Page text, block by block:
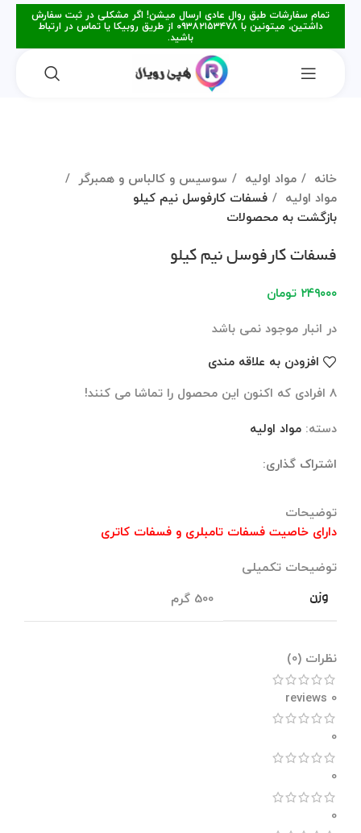
تمام سفارشات طبق روال عادی ارسال میشن! اگر مشکلی در ثبت سفارش
داشتین، میتونین با ۰۹۳۸۲۱۵۳۴۷۸ از طریق روبیکا یا تماس در ارتباط
باشید.
خانه
مواد اولیه
سوسیس و کالباس و همبرگر
مواد اولیه
فسفات کارفوسل نیم کیلو
بازگشت به محصولات
فسفات کارفوسل نیم کیلو
۲۴۹۰۰۰ تومان
در انبار موجود نمی باشد
افزودن به علاقه مندی
8 افرادی که اکنون این محصول را تماشا می کنند!
دسته: مواد اولیه
اشتراک گذاری:
توضیحات
دارای خاصیت فسفات تامبلری و فسفات کاتری
توضیحات تکمیلی
وزن
500 گرم
نظرات (0)
0 reviews
0
0
0